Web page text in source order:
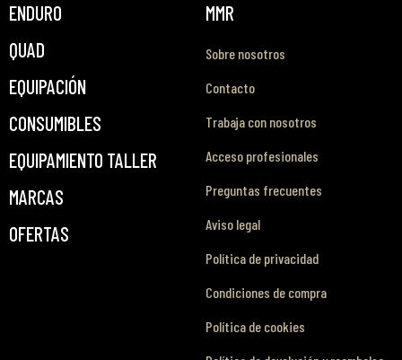
ENDURO
QUAD
EQUIPACIÓN
CONSUMIBLES
EQUIPAMIENTO TALLER
MARCAS
OFERTAS
MMR
Sobre nosotros
Contacto
Trabaja con nosotros
Acceso profesionales
Preguntas frecuentes
Aviso legal
Política de privacidad
Condiciones de compra
Política de cookies